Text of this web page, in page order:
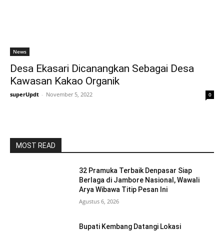
News
Desa Ekasari Dicanangkan Sebagai Desa
Kawasan Kakao Organik
superUpdt - November 5, 2022 0
MOST READ
32 Pramuka Terbaik Denpasar Siap
Berlaga di Jambore Nasional, Wawali
Arya Wibawa Titip Pesan Ini
Agustus 6, 2026
Bupati Kembang Datangi Lokasi